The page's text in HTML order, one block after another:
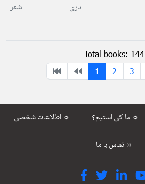
دری شعر
Total books: 144
1
2 3
اطلاعات شخصی ☼ ما کی استیم؟ ☼
تماس با ما ☼